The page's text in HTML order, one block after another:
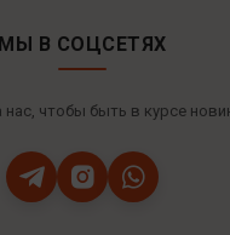
МЫ В СОЦСЕТЯХ
чтобы быть в курсе